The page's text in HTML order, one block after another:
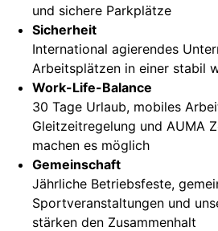
und sichere Parkplätze
Sicherheit
International agierendes
Arbeitsplätzen in einer stabil
Work-Life-Balance
30 Tage Urlaub, mobiles
Gleitzeitregelung und AUMA
machen es möglich
Gemeinschaft
Jährliche Betriebsfeste,
Sportveranstaltungen und
stärken den Zusammenhalt